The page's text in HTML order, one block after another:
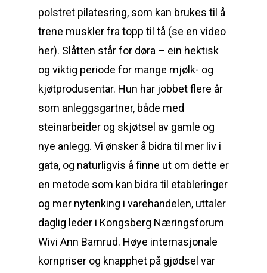
polstret pilatesring, som kan brukes til å
trene muskler fra topp til tå (se en video
her). Slåtten står for døra – ein hektisk
og viktig periode for mange mjølk- og
kjøtprodusentar. Hun har jobbet flere år
som anleggsgartner, både med
steinarbeider og skjøtsel av gamle og
nye anlegg. Vi ønsker å bidra til mer liv i
gata, og naturligvis å finne ut om dette er
en metode som kan bidra til etableringer
og mer nytenking i varehandelen, uttaler
daglig leder i Kongsberg Næringsforum
Wivi Ann Bamrud. Høye internasjonale
kornpriser og knapphet på gjødsel var